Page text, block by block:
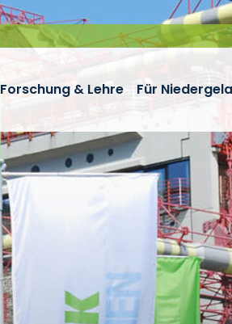
Forschung & Lehre Für